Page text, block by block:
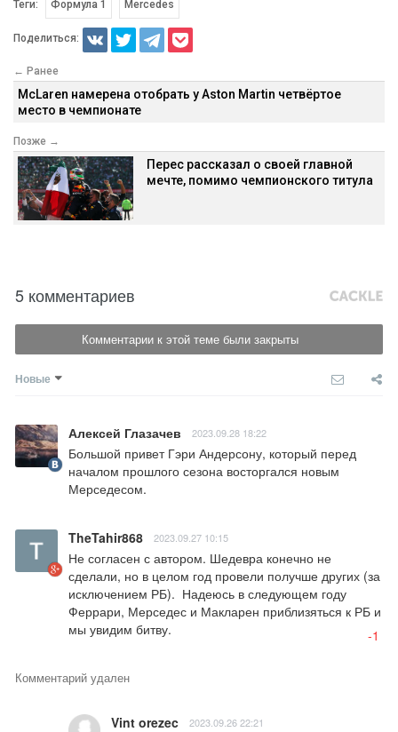
Теги: Формула 1 Mercedes
Поделиться:
← Ранее
McLaren намерена отобрать у Aston Martin четвёртое
место в чемпионате
Позже →
Перес рассказал о своей главной
мечте, помимо чемпионского титула
5 комментариев
Комментарии к этой теме были закрыты
Новые
Алексей Глазачев 2023.09.28 18:22
Большой привет Гэри Андерсону, который перед
началом прошлого сезона восторгался новым
Мерседесом.
TheTahir868 2023.09.27 10:15
Не согласен с автором. Шедевра конечно не
сделали, но в целом год провели получше других (за
исключением РБ).  Надеюсь в следующем году
Феррари, Мерседес и Макларен приблизяться к РБ и
мы увидим битву.
-1
Комментарий удален
Vint orezec 2023.09.26 22:21